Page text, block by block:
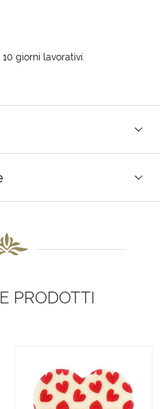
giorni lavorativi.
PRODOTTI